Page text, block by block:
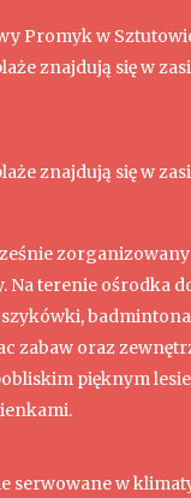
Promyk w
znajdują się w
znajdują się w
Na terenie ośrodka
zabaw oraz
pięknym
serwowane w